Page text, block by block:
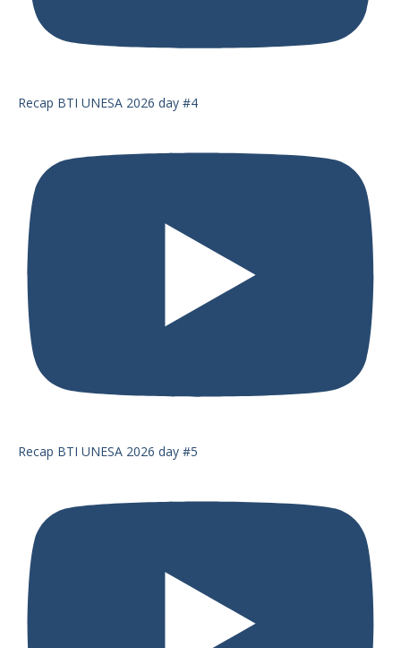
Recap BTI UNESA 2026 day #4
Recap BTI UNESA 2026 day #5